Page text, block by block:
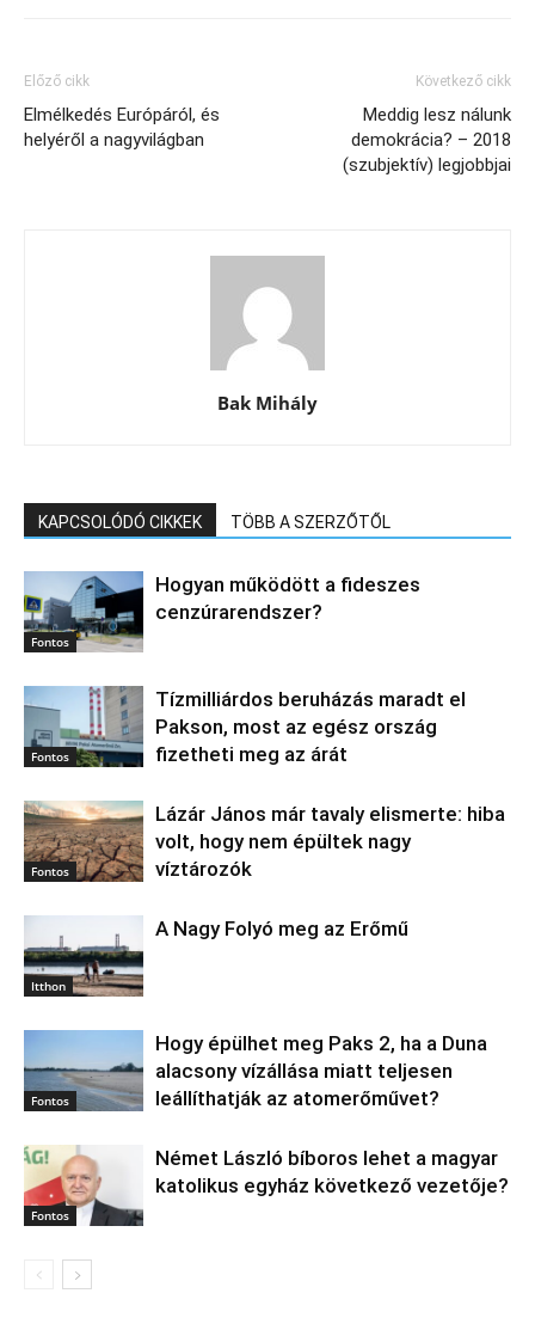
Előző cikk
Elmélkedés Európáról, és
helyéről a nagyvilágban
Következő cikk
Meddig lesz nálunk
demokrácia? – 2018
(szubjektív) legjobbjai
Bak Mihály
KAPCSOLÓDÓ CIKKEK TÖBB A SZERZŐTŐL
Fontos
Hogyan működött a fideszes
cenzúrarendszer?
Fontos
Tízmilliárdos beruházás maradt el
Pakson, most az egész ország
fizetheti meg az árát
Fontos
Lázár János már tavaly elismerte: hiba
volt, hogy nem épültek nagy
víztározók
Itthon
A Nagy Folyó meg az Erőmű
Fontos
Hogy épülhet meg Paks 2, ha a Duna
alacsony vízállása miatt teljesen
leállíthatják az atomerőművet?
Fontos
Német László bíboros lehet a magyar
katolikus egyház következő vezetője?